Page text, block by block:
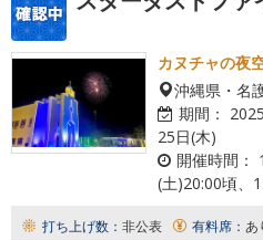
カヌチャの夜
沖縄県・名
期間：
25日(木)
開催時間：
(土)20:00頃、
打ち上げ数： 非公表 有料席： あ